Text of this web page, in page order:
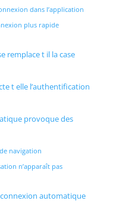
dans l’application
plus rapide
remplace t il la case
t elle l’authentification
provoque des
navigation
n’apparaît pas
connexion automatique